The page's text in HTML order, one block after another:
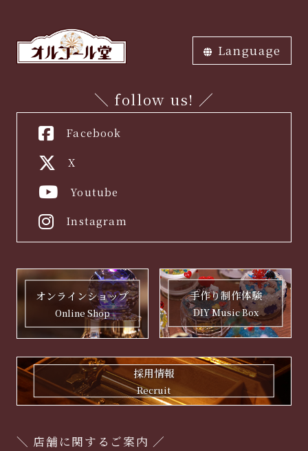
Language
＼ follow us! ／
Facebook
X
Youtube
Instagram
オンラインショップ
Online Shop
手作り制作体験
DIY Music Box
採用情報
Recruit
＼ 店舗に関するご案内 ／